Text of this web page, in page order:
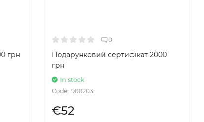
грн
0
Подарунковий сертифікат 2000
грн
In stock
Code: 900203
€52